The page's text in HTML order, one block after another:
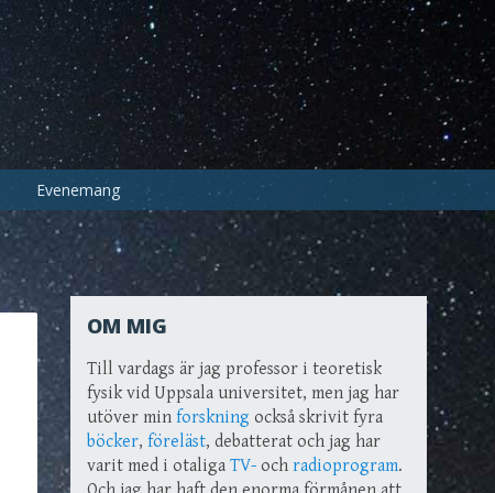
Evenemang
OM MIG
Till vardags är jag professor i teoretisk
fysik vid Uppsala universitet, men jag har
utöver min forskning också skrivit fyra
böcker, föreläst, debatterat och jag har
varit med i otaliga TV- och radioprogram.